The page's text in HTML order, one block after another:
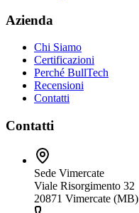
Azienda
Chi Siamo
Certificazioni
Perché BullTech
Recensioni
Contatti
Contatti
Sede Vimercate
Viale Risorgimento 32
20871 Vimercate (MB)